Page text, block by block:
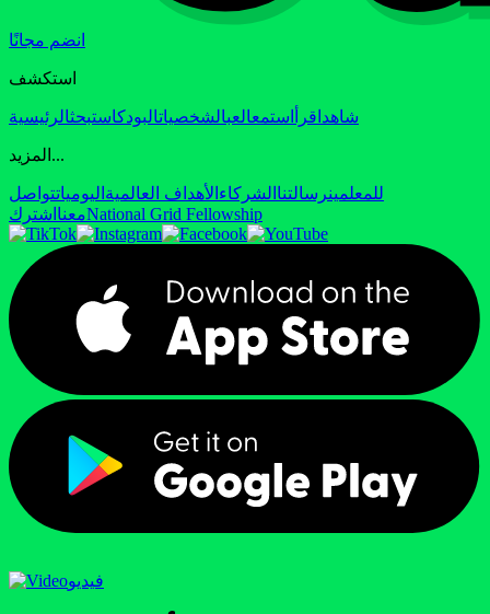
انضم مجانًا
استكشف
شاهد اقرأ استمعالعبالشخصياتالبودكاستبحثالرئيسية
المزيد...
للمعلمينرسالتنا الشركاء الأهداف العالمية اليومياتتواصل
معنا اشترك National Grid Fellowship
فيديو